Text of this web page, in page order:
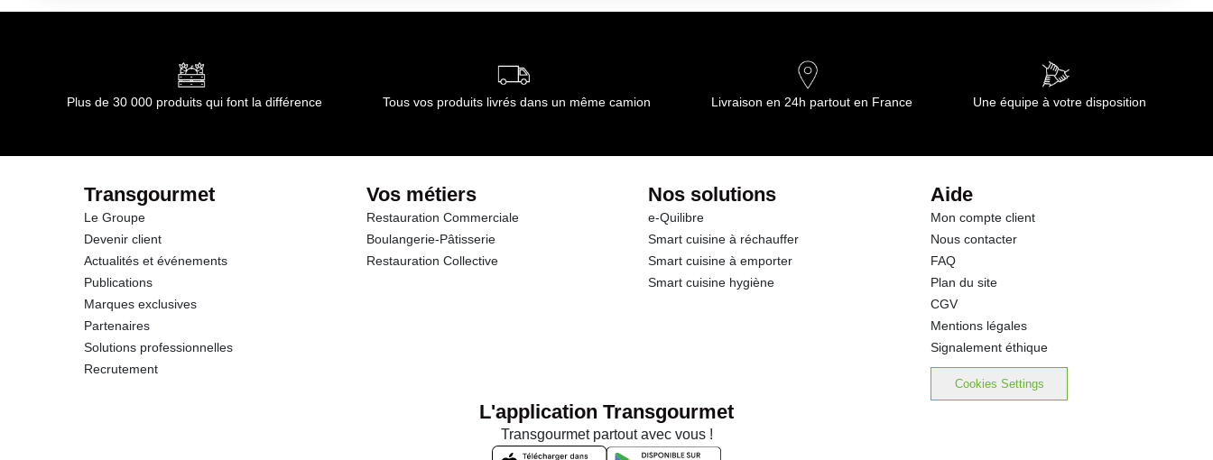
Plus de 30 000 produits qui font la différence Tous vos produits livrés dans un même camion Livraison en 24h partout en France Une équipe à votre disposition
Transgourmet
Le Groupe
Devenir client
Actualités et événements
Publications
Marques exclusives
Partenaires
Solutions professionnelles
Recrutement
Vos métiers
Restauration Commerciale
Boulangerie-Pâtisserie
Restauration Collective
Nos solutions
e-Quilibre
Smart cuisine à réchauffer
Smart cuisine à emporter
Smart cuisine hygiène
Aide
Mon compte client
Nous contacter
FAQ
Plan du site
CGV
Mentions légales
Signalement éthique
Cookies Settings
L'application Transgourmet
Transgourmet partout avec vous !